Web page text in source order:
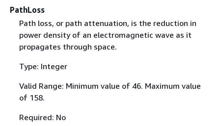
PathLoss
Path loss, or path attenuation, is the reduction in
power density of an electromagnetic wave as it
propagates through space.
Type: Integer
Valid Range: Minimum value of 46. Maximum value
of 158.
Required: No